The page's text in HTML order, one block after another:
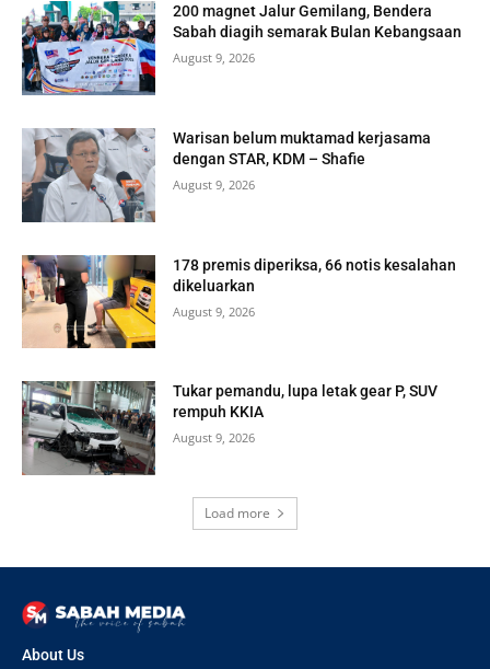
200 magnet Jalur Gemilang, Bendera
Sabah diagih semarak Bulan Kebangsaan
August 9, 2026
Warisan belum muktamad kerjasama
dengan STAR, KDM – Shafie
August 9, 2026
178 premis diperiksa, 66 notis kesalahan
dikeluarkan
August 9, 2026
Tukar pemandu, lupa letak gear P, SUV
rempuh KKIA
August 9, 2026
Load more
About Us